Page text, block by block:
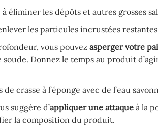
éliminer les dépôts et autres grosses
les particules incrustées restantes
vous pouvez asperger votre
Donnez le temps au produit
crasse à l’éponge avec de l’eau
suggère d’appliquer une attaque à la
la composition du produit.